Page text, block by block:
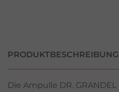
PRODUKTBESCHREIBUNG
Die Ampulle DR. GRANDEL